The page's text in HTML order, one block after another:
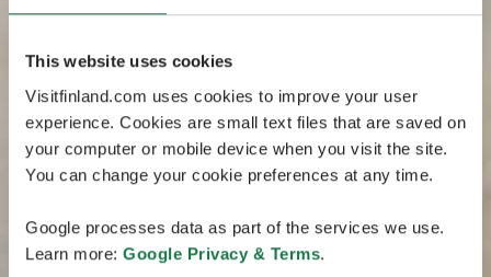
This website uses cookies
Visitfinland.com uses cookies to improve your user
experience. Cookies are small text files that are saved on
your computer or mobile device when you visit the site.
You can change your cookie preferences at any time.
Google processes data as part of the services we use.
Learn more: Google Privacy & Terms.